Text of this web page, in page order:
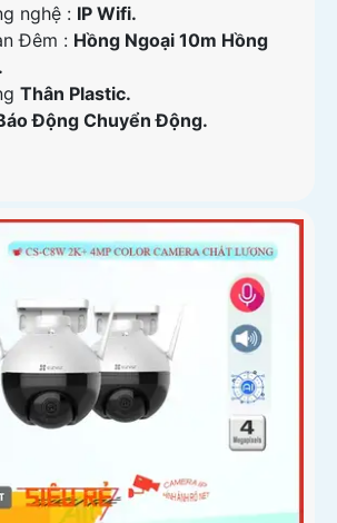
nghệ : IP Wifi.
Đêm : Hồng Ngoại 10m Hồng
Thân Plastic.
Động Chuyển Động.